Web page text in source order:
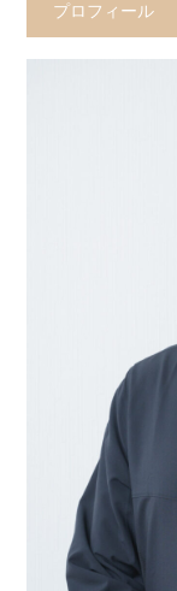
プロフィール